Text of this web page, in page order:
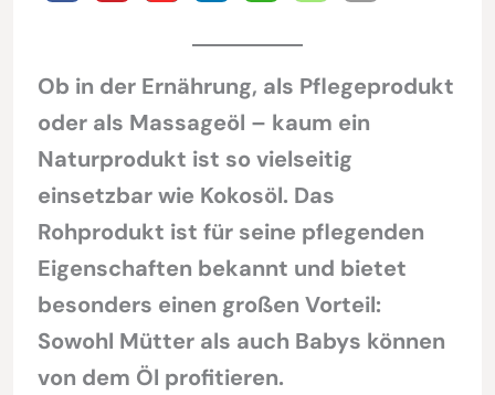
Ob in der Ernährung, als Pflegeprodukt
oder als Massageöl – kaum ein
Naturprodukt ist so vielseitig
einsetzbar wie Kokosöl. Das
Rohprodukt ist für seine pflegenden
Eigenschaften bekannt und bietet
besonders einen großen Vorteil:
Sowohl Mütter als auch Babys können
von dem Öl profitieren.